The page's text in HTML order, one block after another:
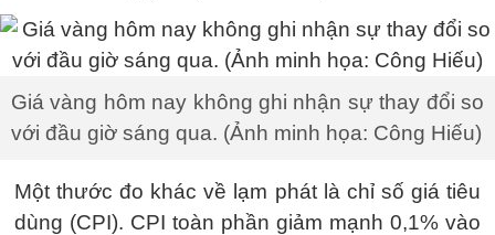
Giá vàng hôm nay không ghi nhận sự thay đổi so
với đầu giờ sáng qua. (Ảnh minh họa: Công Hiếu)
Một thước đo khác về lạm phát là chỉ số giá tiêu
dùng (CPI). CPI toàn phần giảm mạnh 0,1% vào